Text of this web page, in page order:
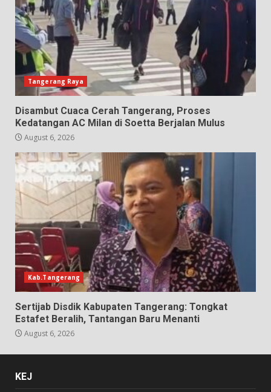
Tangerang Raya
Disambut Cuaca Cerah Tangerang, Proses
Kedatangan AC Milan di Soetta Berjalan Mulus
August 6, 2026
Kab.Tangerang
Sertijab Disdik Kabupaten Tangerang: Tongkat
Estafet Beralih, Tantangan Baru Menanti
August 6, 2026
KEJ